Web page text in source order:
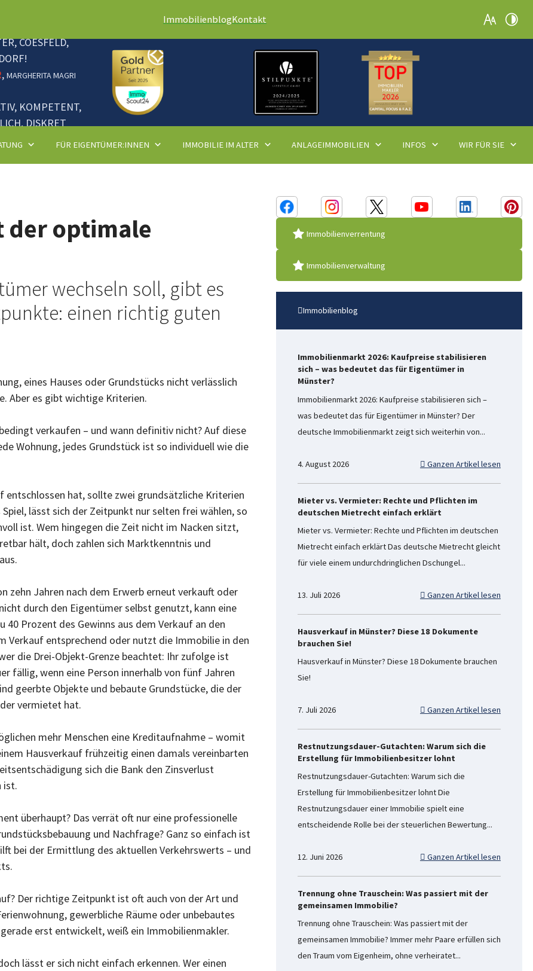
COESFELD,
, MARGHERITA MAGRI
KOMPETENT,
DISKRET
FÜR EIGENTÜMER:INNEN IMMOBILIE IM ALTER ANLAGEIMMOBILIEN INFOS WIR FÜR SIE
ImmobilienblogKontakt
der optimale
wechseln soll, gibt es
einen richtig guten
eines Hauses oder Grundstücks nicht verlässlich
Aber es gibt wichtige Kriterien.
verkaufen – und wann definitiv nicht? Auf diese
Wohnung, jedes Grundstück ist so individuell wie die
entschlossen hat, sollte zwei grundsätzliche Kriterien
lässt sich der Zeitpunkt nur selten frei wählen, so
ist. Wem hingegen die Zeit nicht im Nacken sitzt,
hält, doch zahlen sich Marktkenntnis und
zehn Jahren nach dem Erwerb erneut verkauft oder
durch den Eigentümer selbst genutzt, kann eine
Prozent des Gewinns aus dem Verkauf an den
Verkauf entsprechend oder nutzt die Immobilie in den
die Drei-Objekt-Grenze beachtet: Ihr zufolge ist
fällig, wenn eine Person innerhalb von fünf Jahren
geerbte Objekte und bebaute Grundstücke, die der
vermietet hat.
mehr Menschen eine Kreditaufnahme – womit
Hausverkauf frühzeitig einen damals vereinbarten
sich die Bank den Zinsverlust
ist.
überhaupt? Das verrät oft nur eine professionelle
und Nachfrage? Ganz so einfach ist
bei der Ermittlung des aktuellen Verkehrswerts – und
Der richtige Zeitpunkt ist oft auch von der Art und
gewerbliche Räume oder unbebautes
erst entwickelt, weiß ein Immobilienmakler.
lässt er sich nicht einfach erkennen. Wer einen
Immobilienverrentung
Immobilienverwaltung
Immobilienblog
Immobilienmarkt 2026: Kaufpreise stabilisieren
sich – was bedeutet das für Eigentümer in
Münster?
Immobilienmarkt 2026: Kaufpreise stabilisieren sich –
was bedeutet das für Eigentümer in Münster? Der
deutsche Immobilienmarkt zeigt sich weiterhin von...
4. August 2026 Ganzen Artikel lesen
Mieter vs. Vermieter: Rechte und Pflichten im
deutschen Mietrecht einfach erklärt
Mieter vs. Vermieter: Rechte und Pflichten im deutschen
Mietrecht einfach erklärt Das deutsche Mietrecht gleicht
für viele einem undurchdringlichen Dschungel...
13. Juli 2026 Ganzen Artikel lesen
Hausverkauf in Münster? Diese 18 Dokumente
brauchen Sie!
Hausverkauf in Münster? Diese 18 Dokumente brauchen
Sie!
7. Juli 2026 Ganzen Artikel lesen
Restnutzungsdauer-Gutachten: Warum sich die
Erstellung für Immobilienbesitzer lohnt
Restnutzungsdauer-Gutachten: Warum sich die
Erstellung für Immobilienbesitzer lohnt Die
Restnutzungsdauer einer Immobilie spielt eine
entscheidende Rolle bei der steuerlichen Bewertung...
12. Juni 2026 Ganzen Artikel lesen
Trennung ohne Trauschein: Was passiert mit der
gemeinsamen Immobilie?
Trennung ohne Trauschein: Was passiert mit der
gemeinsamen Immobilie? Immer mehr Paare erfüllen sich
den Traum vom Eigenheim, ohne verheiratet...